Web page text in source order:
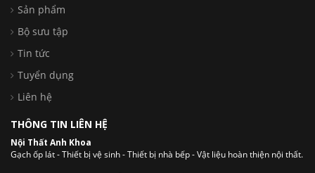
Sản phẩm
Bộ sưu tập
Tin tức
Tuyển dụng
Liên hệ
THÔNG TIN LIÊN HỆ
Nội Thất Anh Khoa
Gạch ốp lát - Thiết bị vệ sinh - Thiết bị nhà bếp - Vật liệu hoàn thiện nội thất.